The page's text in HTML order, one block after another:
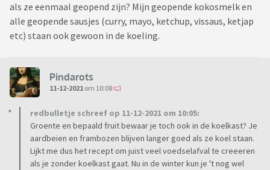
als ze eenmaal geopend zijn? Mijn geopende kokosmelk en
alle geopende sausjes (curry, mayo, ketchup, vissaus, ketjap
etc) staan ook gewoon in de koeling.
Pindarots
11-12-2021 om 10:08
redbulletje schreef op 11-12-2021 om 10:05:
Groente en bepaald fruit bewaar je toch ook in de koelkast? Je
aardbeien en frambozen blijven langer goed als ze koel staan.
Lijkt me dus het recept om juist veel voedselafval te creeeren
als je zonder koelkast gaat. Nu in de winter kun je 't nog wel